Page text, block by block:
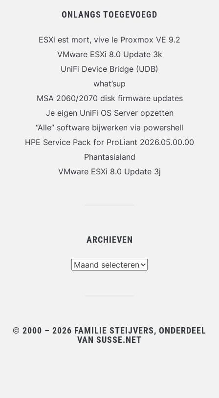
ONLANGS TOEGEVOEGD
ESXi est mort, vive le Proxmox VE 9.2
VMware ESXi 8.0 Update 3k
UniFi Device Bridge (UDB)
what’sup
MSA 2060/2070 disk firmware updates
Je eigen UniFi OS Server opzetten
“Alle” software bijwerken via powershell
HPE Service Pack for ProLiant 2026.05.00.00
Phantasialand
VMware ESXi 8.0 Update 3j
ARCHIEVEN
© 2000 – 2026 FAMILIE STEIJVERS, ONDERDEEL
VAN SUSSE.NET